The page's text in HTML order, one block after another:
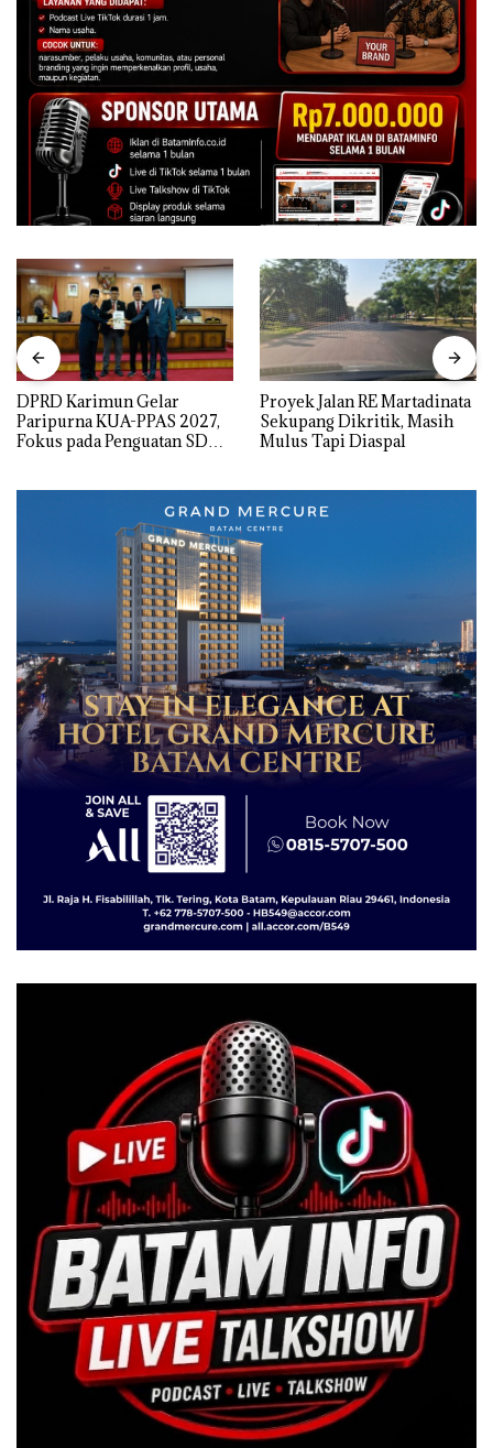
DPRD Karimun Gelar
Paripurna KUA-PPAS 2027,
Fokus pada Penguatan SDM,
Proyek Jalan RE Martadinata
Sekupang Dikritik, Masih
Mulus Tapi Diaspal